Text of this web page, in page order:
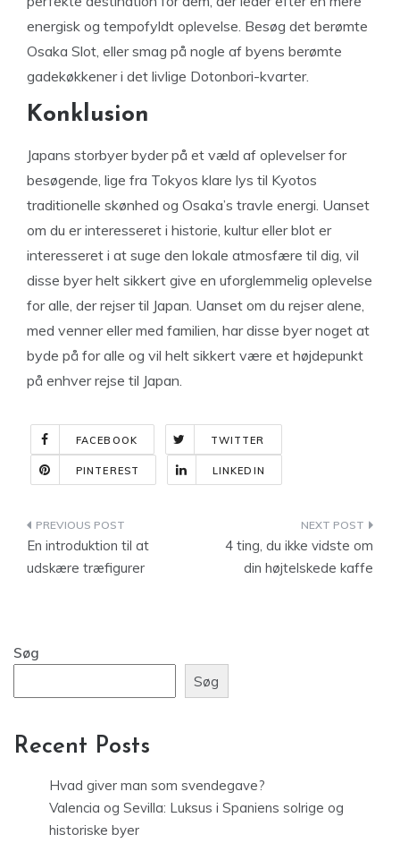
energisk og tempofyldt oplevelse. Besøg det berømte
Osaka Slot, eller smag på nogle af byens berømte
gadekøkkener i det livlige Dotonbori-kvarter.
Konklusion
Japans storbyer byder på et væld af oplevelser for
besøgende, lige fra Tokyos klare lys til Kyotos
traditionelle skønhed og Osaka’s travle energi. Uanset
om du er interesseret i historie, kultur eller blot er
interesseret i at suge den lokale atmosfære til dig, vil
disse byer helt sikkert give en uforglemmelig oplevelse
for alle, der rejser til Japan. Uanset om du rejser alene,
med venner eller med familien, har disse byer noget at
byde på for alle og vil helt sikkert være et højdepunkt
på enhver rejse til Japan.
FACEBOOK TWITTER
PINTEREST LINKEDIN
Indlægsnavigation
En introduktion til at
udskære træfigurer
4 ting, du ikke vidste om
din højtelskede kaffe
Søg
Søg
Recent Posts
Hvad giver man som svendegave?
Valencia og Sevilla: Luksus i Spaniens solrige og
historiske byer